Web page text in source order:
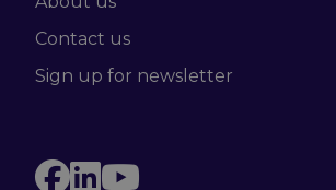
Contact us
Sign up for newsletter
Facebook
LinkedIn